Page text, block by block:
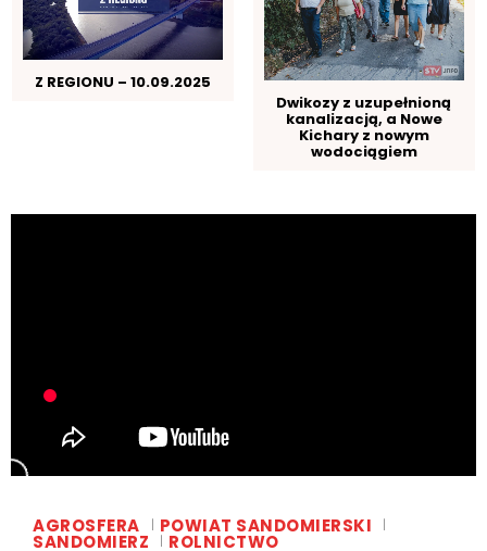
Z REGIONU – 10.09.2025
Dwikozy z uzupełnioną
kanalizacją, a Nowe
Kichary z nowym
wodociągiem